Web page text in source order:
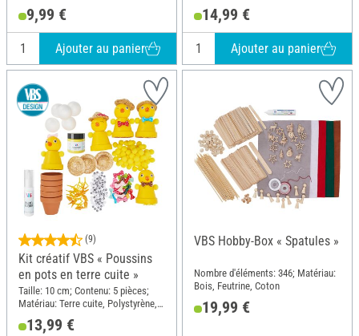
9,99 €
Ajouter au panier
14,99 €
Ajouter au panier
(9)
Kit créatif VBS « Poussins
en pots en terre cuite »
Taille: 10 cm; Contenu: 5 pièces;
Matériau: Terre cuite, Polystyrène,
13,99 €
VBS Hobby-Box « Spatules »
Nombre d'éléments: 346; Matériau:
Bois, Feutrine, Coton
19,99 €